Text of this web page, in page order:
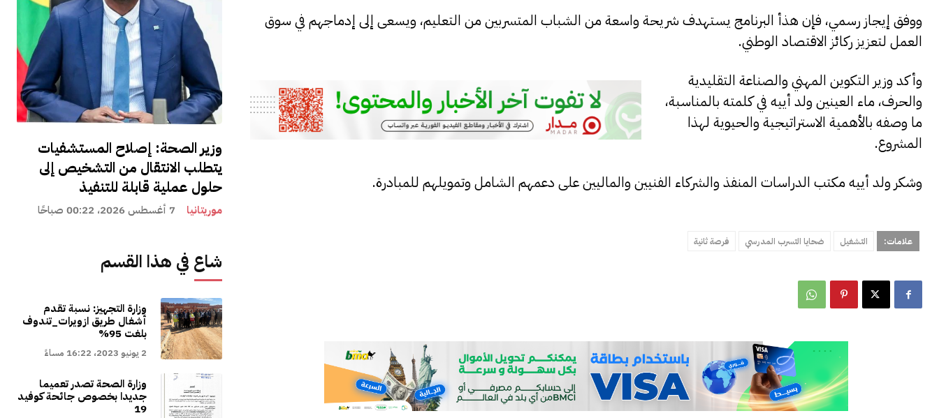
وزير الصحة: إصلاح المستشفيات
يتطلب الانتقال من التشخيص إلى
حلول عملية قابلة للتنفيذ
موريتانيا 7 أغسطس 2026، 00:22 صباحًا
شاع في هذا القسم
وزارة التجهيز: نسبة تقدم
أشغال طريق ازويرات_تندوف
بلغت 95%
2 يونيو 2023، 16:22 مساءً
وزارة الصحة تصدر تعميما
جديدا بخصوص جائحة كوفيد
19
ووفق إيجاز رسمي، فإن هذأ البرنامج يستهدف شريحة واسعة من الشباب المتسربين من التعليم، ويسعى إلى إدماجهم في سوق
العمل لتعزيز ركائز الاقتصاد الوطني.
وأكد وزير التكوين المهني والصناعة التقليدية
والحرف، ماء العينين ولد أييه في كلمته بالمناسبة،
ما وصفه بالأهمية الاستراتيجية والحيوية لهذا
المشروع.
وشكر ولد أييه مكتب الدراسات المنفذ والشركاء الفنيين والماليين على دعمهم الشامل وتمويلهم للمبادرة.
علامات: التشغيل ضحايا التسرب المدرسي فرصة ثانية